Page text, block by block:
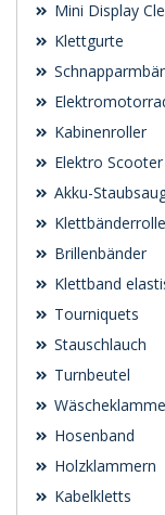
Mini Display
Klettgurte
Kabinenroller
Elektro Scooter
Akku-
Klettbänderrolle
Brillenbänder
Klettband
Tourniquets
Stauschlauch
Turnbeutel
Hosenband
Holzklammern
Kabelkletts